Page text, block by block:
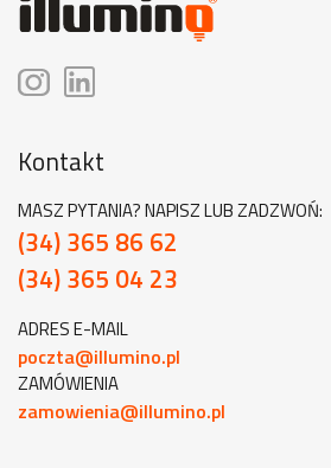
Kontakt
MASZ PYTANIA? NAPISZ LUB ZADZWOŃ:
(34) 365 86 62
(34) 365 04 23
ADRES E-MAIL
poczta@illumino.pl
ZAMÓWIENIA
zamowienia@illumino.pl